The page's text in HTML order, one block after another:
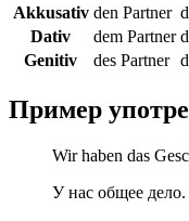
Akkusativ den Partner
Dativ
dem Partner
Genitiv
des Partner
Пример
Wir haben das
У нас общее